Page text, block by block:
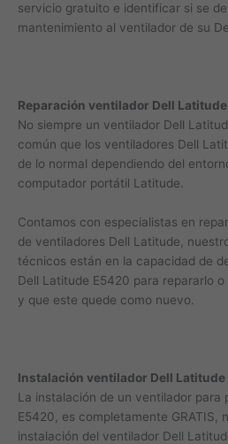
servicio gratuito e identificar si se
mantenimiento al ventilador de su
Reparación ventilador Dell
No siempre un ventilador Dell
común que los ventiladores Dell
de lo normal dependiendo del
computador portátil Latitude.
Contamos con especialistas en
de ventiladores Dell Latitude,
técnicos están en la capacidad de
Dell Latitude E5420 para repararlo
y que este quede como nuevo.
Instalación ventilador Dell Latitude
La instalación de un ventilador para
E5420, es completamente GRATIS,
instalación del ventilador Dell